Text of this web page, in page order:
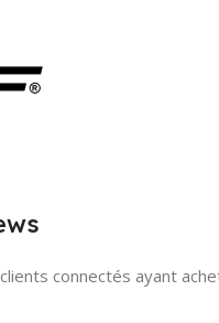
connectés ayant